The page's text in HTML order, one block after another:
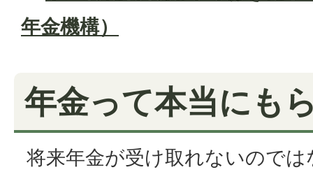
年金機構）
年金って本当にも
将来年金が受け取れないので